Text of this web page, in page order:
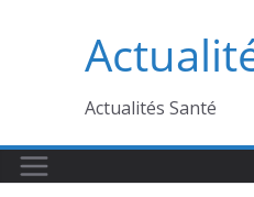
Actualités Santé